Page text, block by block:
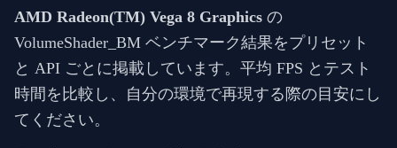
AMD Radeon(TM) Vega 8 Graphics の
VolumeShader_BM ベンチマーク結果をプリセット
と API ごとに掲載しています。平均 FPS とテスト
時間を比較し、自分の環境で再現する際の目安にし
てください。